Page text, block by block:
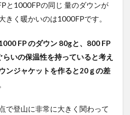
と1000FPの同じ 量のダウンが
きく暖かいのは1000FPです。
FP のダウン 80gと、800 FP
いの保温性を持っていると考え
ンジャケットを作ると20ｇの差
で登山に非常に大きく関わって